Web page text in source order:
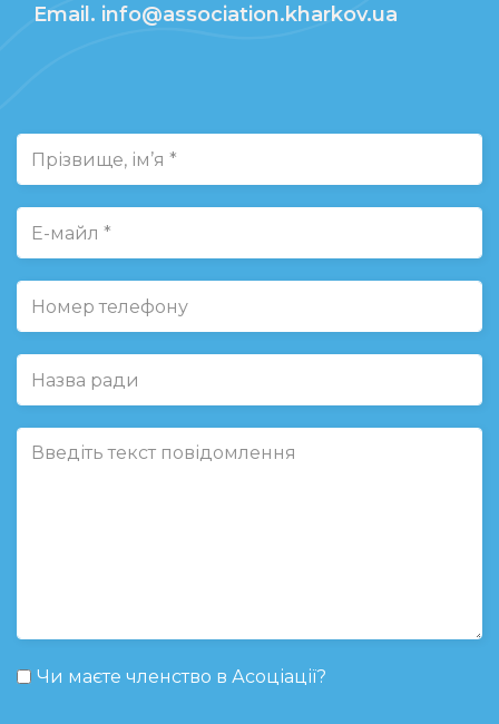
Email. info@association.kharkov.ua
Чи маєте членство в Асоціації?